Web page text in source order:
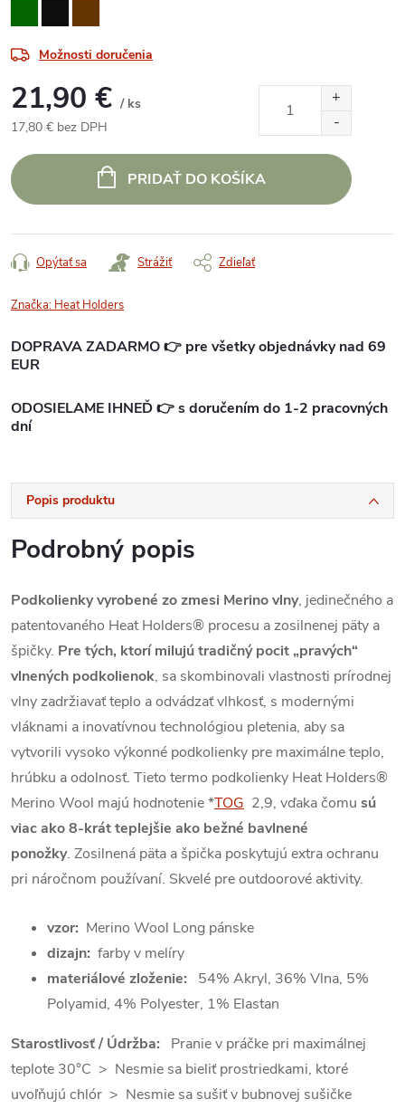
Možnosti doručenia
21,90 € / ks
17,80 € bez DPH
cena:
PRIDAŤ DO KOŠÍKA
Opýtať sa Strážiť Zdieľať
Značka: Heat Holders
DOPRAVA ZADARMO 👉 pre všetky objednávky nad 69
EUR
ODOSIELAME IHNEĎ 👉 s doručením do 1-2 pracovných
dní
Popis produktu
Podrobný popis
Podkolienky vyrobené zo zmesi Merino vlny, jedinečného a
patentovaného Heat Holders® procesu a zosilnenej päty a
špičky. Pre tých, ktorí milujú tradičný pocit „pravých“
vlnených podkolienok, sa skombinovali vlastnosti prírodnej
vlny zadržiavať teplo a odvádzať vlhkosť, s modernými
vláknami a inovatívnou technológiou pletenia, aby sa
vytvorili vysoko výkonné podkolienky pre maximálne teplo,
hrúbku a odolnosť. Tieto termo podkolienky Heat Holders®
Merino Wool majú hodnotenie *TOG 2,9, vďaka čomu sú
viac ako 8-krát teplejšie ako bežné bavlnené
ponožky. Zosilnená päta a špička poskytujú extra ochranu
pri náročnom používaní. Skvelé pre outdoorové aktivity.
vzor: Merino Wool Long pánske
dizajn: farby v melíry
materiálové zloženie: 54% Akryl, 36% Vlna, 5%
Polyamid, 4% Polyester, 1% Elastan
Starostlivosť / Údržba: Pranie v práčke pri maximálnej
teplote 30°C > Nesmie sa bieliť prostriedkami, ktoré
uvoľňujú chlór > Nesmie sa sušiť v bubnovej sušičke